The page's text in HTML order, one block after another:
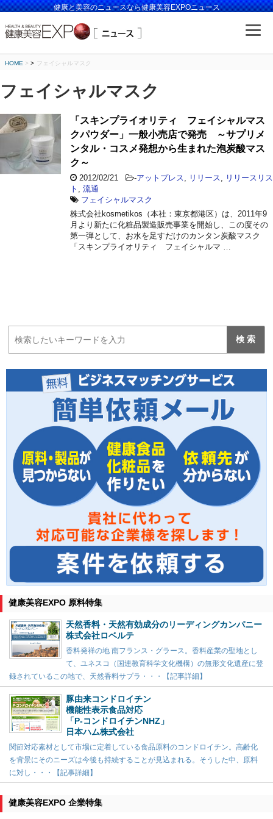
健康と美容のニュースなら健康美容EXPOニュース
HOME > フェイシャルマスク
フェイシャルマスク
「スキンプライオリティ フェイシャルマス
クパウダー」一般小売店で発売 ～サプリメ
ンタル・コスメ発想から生まれた泡炭酸マス
ク～
2012/02/21 -アットプレス リリース
リリースリス
ト
流通
フェイシャルマスク
株式会社kosmetikos（本社：東京都港区）は、2011年9
月より新たに化粧品製造販売事業を開始し、この度その
第一弾として、お水を足すだけのカンタン炭酸マスク
「スキンプライオリティ フェイシャルマ …
健康美容EXPO 原料特集
天然香料・天然有効成分のリーディングカンパニー
株式会社ロベルテ
香料発祥の地 南フランス・グラース。香料産業の聖地とし
て、ユネスコ（国連教育科学文化機構）の無形文化遺産に登
録されているこの地で、天然香料サプラ・・・【記事詳細】
豚由来コンドロイチン
機能性表示食品対応
「P-コンドロイチンNHZ」
日本ハム株式会社
関節対応素材として市場に定着している食品原料のコンドロイチン。高齢化
を背景にそのニーズは今後も持続することが見込まれる。そうした中、原料
に対し・・・【記事詳細】
健康美容EXPO 企業特集